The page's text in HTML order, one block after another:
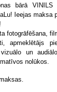
bārā
Ieejas maksa
fotogrāfēšana,
apmeklētājs
un audiālo
nolūkos.